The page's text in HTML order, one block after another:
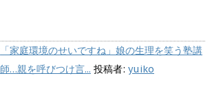
「家庭環境のせいですね」娘の生理を笑う塾講
師…親を呼びつけ言... 投稿者: yuiko